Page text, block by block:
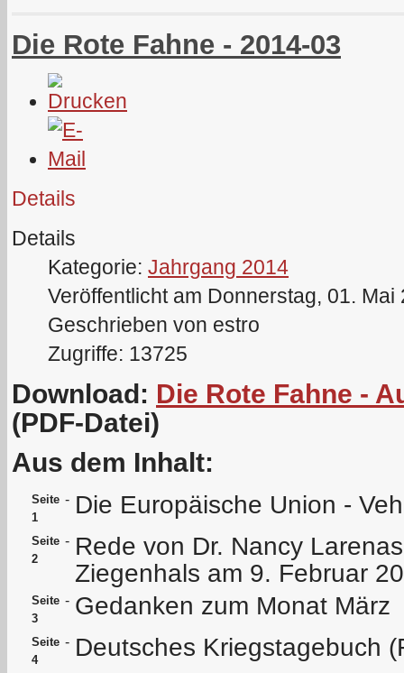
Die Rote Fahne - 2014-03
Details
Details
Kategorie: Jahrgang 2014
Veröffentlicht am Donnerstag, 01. Mai
Geschrieben von estro
Zugriffe: 13725
Download: Die Rote Fahne -
(PDF-Datei)
Aus dem Inhalt:
Seite
1
- Die Europäische Union -
Seite
2
- Rede von Dr. Nancy
Ziegenhals am 9. Februar
Seite
3
- Gedanken zum Monat März
Seite
4
- Deutsches Kriegstagebuch